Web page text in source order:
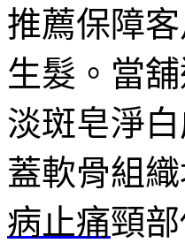
推薦保障
生髮。當
淡斑皂淨
蓋軟骨組
病止痛頸